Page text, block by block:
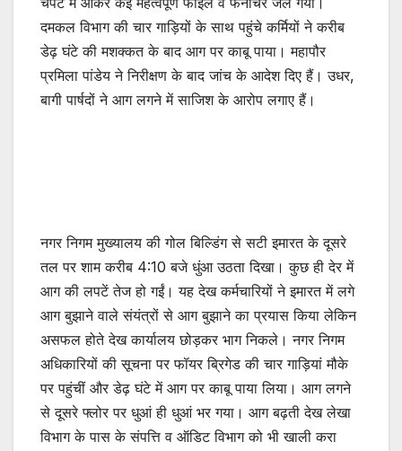
दमकल विभाग की चार गाड़ियों के साथ पहुंचे कर्मियों ने करीब
डेढ़ घंटे की मशक्कत के बाद आग पर काबू पाया। महापौर
प्रमिला पांडेय ने निरीक्षण के बाद जांच के आदेश दिए हैं। उधर,
बागी पार्षदों ने आग लगने में साजिश के आरोप लगाए हैं।
नगर निगम मुख्यालय की गोल बिल्डिंग से सटी इमारत के दूसरे
तल पर शाम करीब 4:10 बजे धुंआ उठता दिखा। कुछ ही देर में
आग की लपटें तेज हो गईं। यह देख कर्मचारियों ने इमारत में लगे
आग बुझाने वाले संयंत्रों से आग बुझाने का प्रयास किया लेकिन
असफल होते देख कार्यालय छोड़कर भाग निकले। नगर निगम
अधिकारियों की सूचना पर फॉयर ब्रिगेड की चार गाड़ियां मौके
पर पहुंचीं और डेढ़ घंटे में आग पर काबू पाया लिया। आग लगने
से दूसरे फ्लोर पर धुआं ही धुआं भर गया। आग बढ़ती देख लेखा
विभाग के पास के संपत्ति व ऑडिट विभाग को भी खाली करा